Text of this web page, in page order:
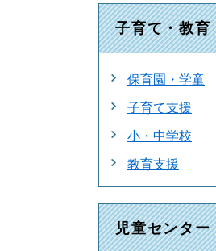
子育て・教育
保育園・学童
子育て支援
小・中学校
教育支援
児童センター